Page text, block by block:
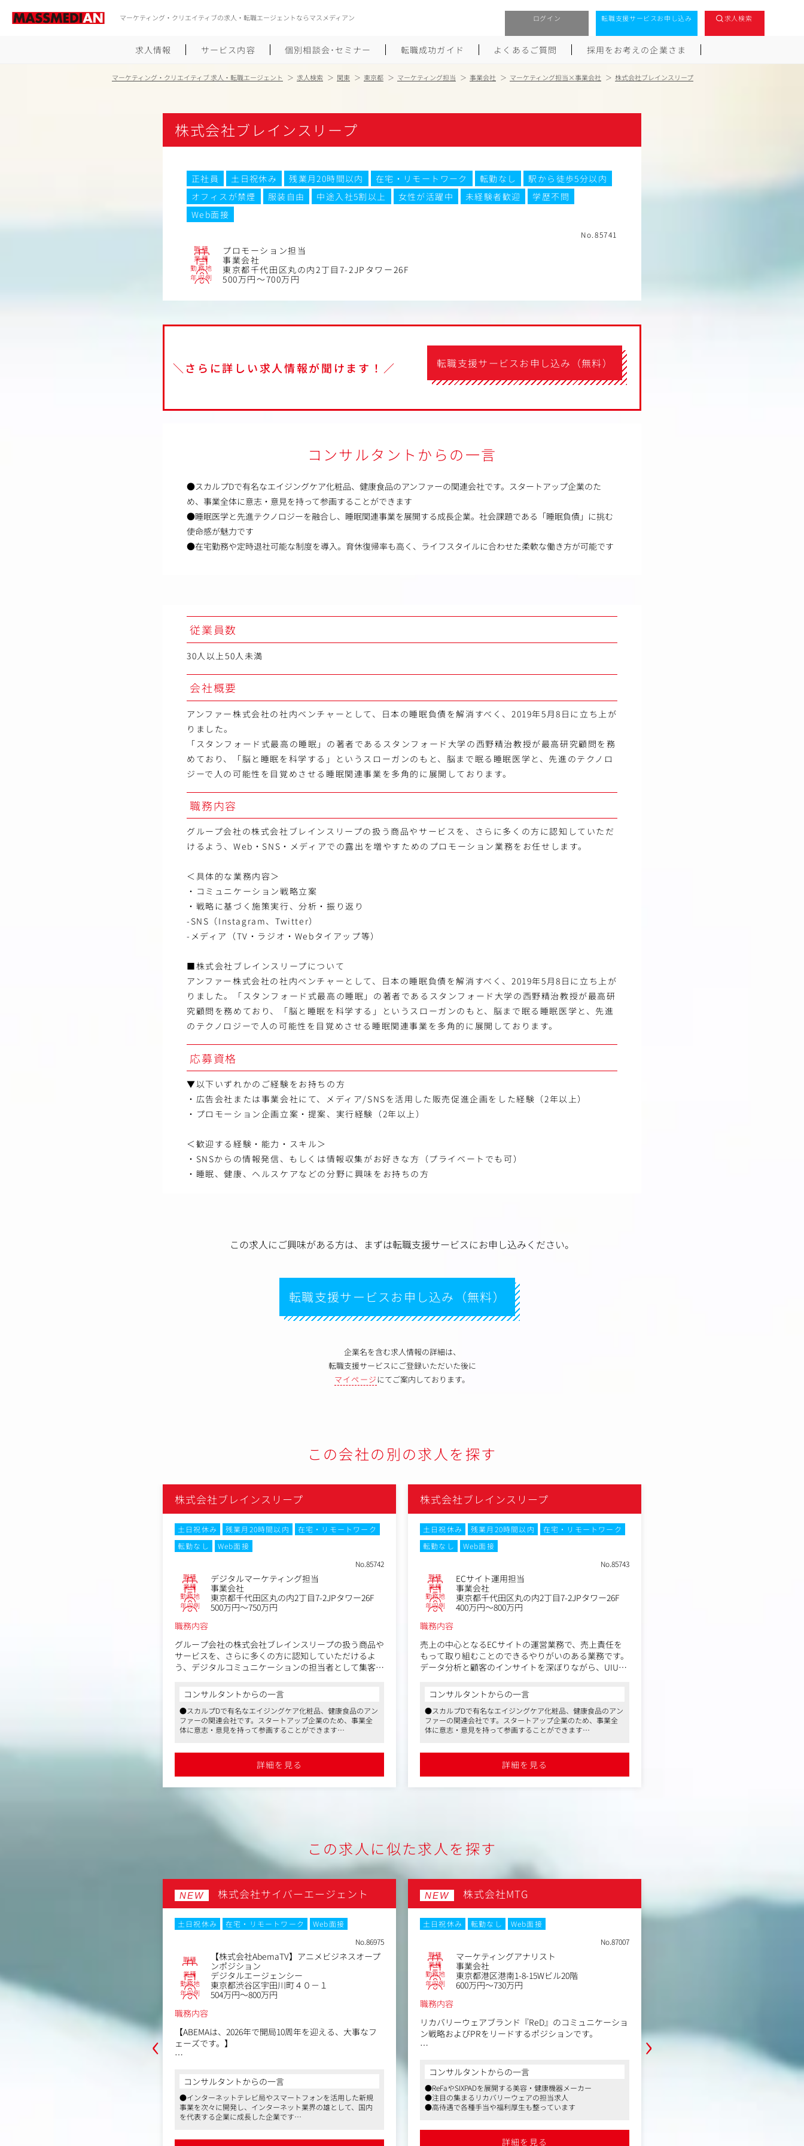
マーケティング・クリエイティブの求人・転職エージェントならマスメディアン ログイン 転職支援サービスお申し込み 求人検索
求人情報 サービス内容 個別相談会･セミナー 転職成功ガイド
転職活動を始めるにあたり
履歴書のつくり方
ポートフォリオのつくり方
メーカー・事業会社への転職
しゅふクリ･ママクリ転職
よくあるご質問 採用をお考えの企業さま
マーケティング・クリエイティブ 求人・転職エージェント 求人検索 関東 東京都 マーケティング担当 事業会社 マーケティング担当×事業会社 株式会社ブレインスリープ
株式会社ブレインスリープ
正社員 土日祝休み 残業月20時間以内 在宅・リモートワーク 転勤なし
駅から徒歩5分以内
オフィスが禁煙
服装自由 中途入社5割以上 女性が活躍中 未経験者歓迎
学歴不問
Web面接
No.85741
職種 プロモーション担当
業種 事業会社
勤務地 東京都千代田区丸の内2丁目7-2JPタワー26F
年収例 500万円～700万円
＼さらに詳しい求人情報が聞けます！／ 転職支援サービスお申し込み（無料）
コンサルタントからの一言
●スカルプDで有名なエイジングケア化粧品、健康食品のアンファーの関連会社です。スタートアップ企業のた
め、事業全体に意志・意見を持って参画することができます
●睡眠医学と先進テクノロジーを融合し、睡眠関連事業を展開する成長企業。社会課題である「睡眠負債」に挑む
使命感が魅力です
●在宅勤務や定時退社可能な制度を導入。育休復帰率も高く、ライフスタイルに合わせた柔軟な働き方が可能です
従業員数
30人以上50人未満
会社概要
アンファー株式会社の社内ベンチャーとして、日本の睡眠負債を解消すべく、2019年5月8日に立ち上が
りました。
「スタンフォード式最高の睡眠」の著者であるスタンフォード大学の西野精治教授が最高研究顧問を務
めており、「脳と睡眠を科学する」というスローガンのもと、脳まで眠る睡眠医学と、先進のテクノロ
ジーで人の可能性を目覚めさせる睡眠関連事業を多角的に展開しております。
職務内容
グループ会社の株式会社ブレインスリープの扱う商品やサービスを、さらに多くの方に認知していただ
けるよう、Web・SNS・メディアでの露出を増やすためのプロモーション業務をお任せします。
＜具体的な業務内容＞
・コミュニケーション戦略立案
・戦略に基づく施策実行、分析・振り返り
-SNS（Instagram、Twitter）
-メディア（TV・ラジオ・Webタイアップ等）
■株式会社ブレインスリープについて
アンファー株式会社の社内ベンチャーとして、日本の睡眠負債を解消すべく、2019年5月8日に立ち上が
りました。「スタンフォード式最高の睡眠」の著者であるスタンフォード大学の西野精治教授が最高研
究顧問を務めており、「脳と睡眠を科学する」というスローガンのもと、脳まで眠る睡眠医学と、先進
のテクノロジーで人の可能性を目覚めさせる睡眠関連事業を多角的に展開しております。
応募資格
▼以下いずれかのご経験をお持ちの方
・広告会社または事業会社にて、メディア/SNSを活用した販売促進企画をした経験（2年以上）
・プロモーション企画立案・提案、実行経験（2年以上）
＜歓迎する経験・能力・スキル＞
・SNSからの情報発信、もしくは情報収集がお好きな方（プライベートでも可）
・睡眠、健康、ヘルスケアなどの分野に興味をお持ちの方
この求人にご興味がある方は、 まずは転職支援サービスにお申し込みください。
転職支援サービスお申し込み（無料）
企業名を含む求人情報の詳細は、
転職支援サービスにご登録いただいた後に
マイページにてご案内しております。
この会社の別の求人を探す
株式会社ブレインスリープ
土日祝休み 残業月20時間以内
在宅・リモートワーク
転勤なし
Web面接
No.85742
職種 デジタルマーケティング担当
業種 事業会社
勤務地 東京都千代田区丸の内2丁目7-2JPタワー26F
年収例
500万円～750万円
職務内容
グループ会社の株式会社ブレインスリープの扱う商品や
サービスを、さらに多くの方に認知していただけるよ
う、デジタルコミュニケーションの担当者として集客施
具体的には、下記のWebマーケティング業務をお任せし
ます。
自社保有のオフィシャルサイトへの集客担当を担ってい
ただきます。
・Web集客プランニングと実行
おり、「脳と睡眠を科学する」というスローガンのも
と、脳まで眠る睡眠医学と、先進のテクノロジーで人の
可能性を目覚めさせる睡眠関連事業を多角的に展開して
コンサルタントからの一言
●スカルプDで有名なエイジングケア化粧品、健康食品のアン
ファーの関連会社です。スタートアップ企業のため、事業全
体に意志・意見を持って参画することができます
●在宅勤務や定時退社可能な制度を導入。育休復帰率も高
く、ライフスタイルに合わせた柔軟な働き方が可能です
詳細を見る
株式会社ブレインスリープ
土日祝休み 残業月20時間以内
在宅・リモートワーク
転勤なし
Web面接
No.85743
職種 ECサイト運用担当
業種 事業会社
勤務地 東京都千代田区丸の内2丁目7-2JPタワー26F
年収例
400万円～800万円
職務内容
売上の中心となるECサイトの運営業務で、売上責任を
もって取り組むことのできるやりがいのある業務です。
データ分析と顧客のインサイトを深ぼりながら、UIUX
ツの制作ディレクションなどをおこないます。
＜具体的な業務内容＞
・CVR改善・離脱率の改善などを狙ったUIUX改善提案
から実装
・季節ごとのニーズにあわせた特集ページなどのページ
た。
脳まで眠る睡眠医学と、先進のテクノロジーで人の可能
性を目覚めさせる睡眠関連事業を多角的に展開しており
ます。
コンサルタントからの一言
●スカルプDで有名なエイジングケア化粧品、健康食品のアン
ファーの関連会社です。スタートアップ企業のため、事業全
体に意志・意見を持って参画することができます
●在宅勤務や定時退社可能な制度を導入。育休復帰率も高
く、ライフスタイルに合わせた柔軟な働き方が可能です
詳細を見る
この求人に似た求人を探す
‹
港南1丁目9-36アレア品川ビル13階
万円
・契約に至るフロント体験（ユーザ
）を一気通貫で改善し、「soucoシ
NEW 株式会社サイバーエージェント
土日祝休み 在宅・リモートワーク
Web面接
No.86975
職種
【株式会社AbemaTV】アニメビジネスオープ
ンポジション
業種 デジタルエージェンシー
勤務地 東京都渋谷区宇田川町４０－１
年収例
504万円～800万円
職務内容
【ABEMAは、2026年で開局10周年を迎える、大事なフ
ェーズです。】
出資によって2016年に設立され、「新しい未来のテレ
ビ」として幅広いジャンルのコンテンツを視聴者に提供
しています。ニュース、スポーツ、アニメ、バラエティ
など、幅広いジャンルをを24時間365日「無料」で楽し
めるだけでなく、ABEMAならではのオリジナルコンテ
コンサルタントからの一言
●インターネットテレビ局やスマートフォンを活用した新規
事業を次々に開発し、インターネット業界の雄として、国内
を代表する企業に成長した企業です
NEW 株式会社MTG
土日祝休み 転勤なし
Web面接
No.87007
職種 マーケティングアナリスト
業種 事業会社
勤務地 東京都港区港南1-8-15Wビル20階
年収例
600万円～730万円
職務内容
リカバリーウェアブランド『ReD』のコミュニケーショ
ン戦略およびPRをリードするポジションです。
8か月で累計150万枚 を突破。
市場No.1ブランド を目指し、事業を拡大しておりま
す。
配属組織では、市場や顧客を深く理解し、ブランドの価
ミッションとしております。
コンサルタントからの一言
●ReFaやSIXPADを展開する美容・健康機器メーカー
●注目の集まるリカバリーウェアの担当求人
●高待遇で各種手当や福利厚生も整っています
詳細を見る
株式会社サイバー
当社サイバーエージェントは、アニ
ABEMAに代表されるメディア事業
等を多角的に行うデジタルに強み
直近ではアニメや縦読み漫画や実写
›